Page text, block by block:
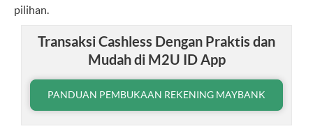
pilihan.
Transaksi Cashless Dengan Praktis dan
Mudah di M2U ID App
PANDUAN PEMBUKAAN REKENING MAYBANK